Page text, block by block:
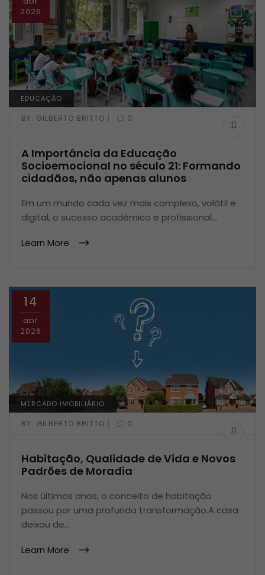
2026
EDUCAÇÃO
BY: GILBERTO BRITTO | 0
A Importância da Educação
Socioemocional no século 21: Formando
cidadãos, não apenas alunos
Em um mundo cada vez mais complexo, volátil e
digital, o sucesso acadêmico e profissional…
Learn More
14
abr
2026
MERCADO IMOBILIÁRIO
BY: GILBERTO BRITTO | 0
Habitação, Qualidade de Vida e Novos
Padrões de Moradia
Nos últimos anos, o conceito de habitação
passou por uma profunda transformação.A casa
deixou de…
Learn More